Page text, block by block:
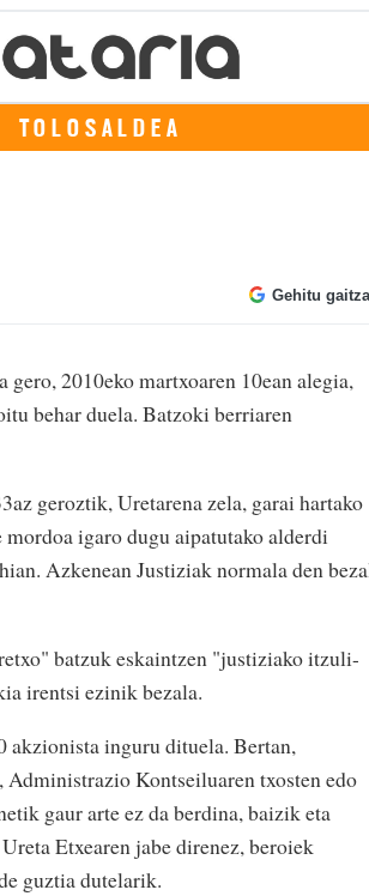
TOLOSALDEA
Gehitu
2010eko martxoaren 10ean alegia,
behar duela. Batzoki berriaren
geroztik, Uretarena zela, garai hartako
igaro dugu aipatutako alderdi
Azkenean Justiziak normala den
batzuk eskaintzen "justiziako itzuli-
irentsi ezinik bezala.
akzionista inguru dituela. Bertan,
Kontseiluaren txosten edo
gaur arte ez da berdina, baizik eta
Etxearen jabe direnez, beroiek
guztia dutelarik.